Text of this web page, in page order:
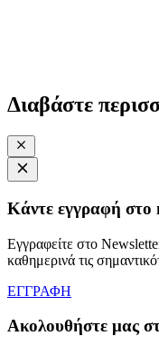
Διαβάστε
Κάντε εγγραφή
Εγγραφείτε στο
καθημερινά τις
ΕΓΓΡΑΦΗ
Ακολουθήστε μας